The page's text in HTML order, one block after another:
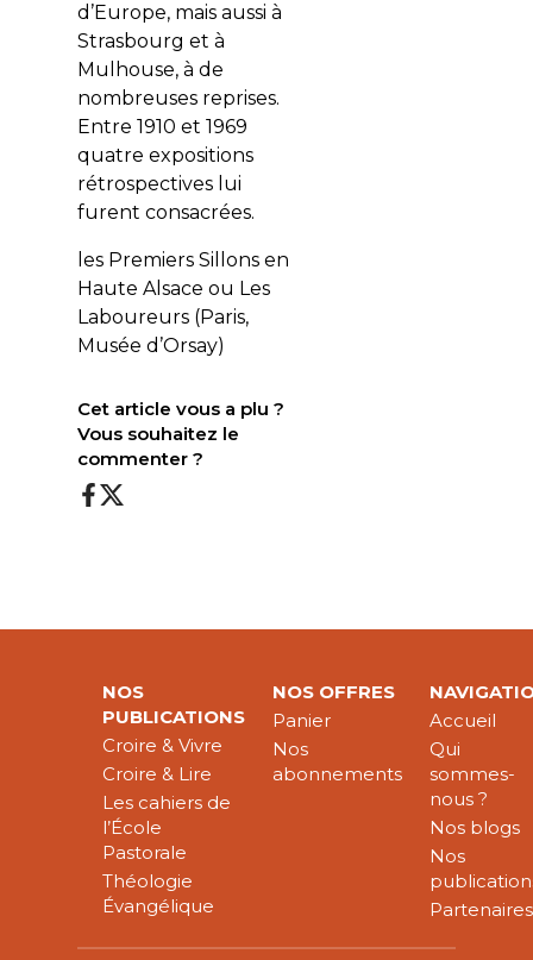
d’Europe, mais aussi à
Strasbourg et à
Mulhouse, à de
nombreuses reprises.
Entre 1910 et 1969
quatre expositions
rétrospectives lui
furent consacrées.
les Premiers Sillons en
Haute Alsace ou Les
Laboureurs (Paris,
Musée d’Orsay)
Cet article vous a plu ?
Vous souhaitez le
commenter ?
NOS
PUBLICATIONS
Croire & Vivre
Croire & Lire
Les cahiers de
l’École
Pastorale
Théologie
Évangélique
NOS OFFRES
Panier
Nos
abonnements
Accueil
Qui
sommes-
nous ?
Nos blogs
Nos
Partenaires